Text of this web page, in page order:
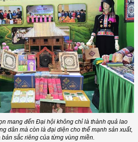
mang đến Đại hội không chỉ là thành quả lao
dân mà còn là đại diện cho thế mạnh sản xuất,
bản sắc riêng của từng vùng miền.